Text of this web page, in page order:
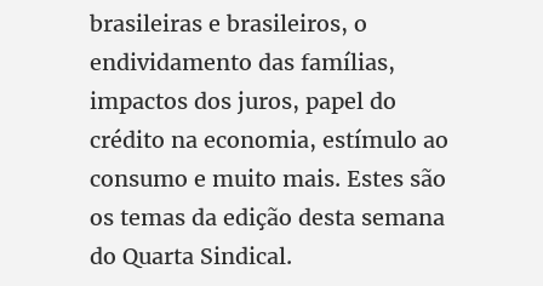
brasileiras e brasileiros, o
endividamento das famílias,
impactos dos juros, papel do
crédito na economia, estímulo ao
consumo e muito mais. Estes são
os temas da edição desta semana
do Quarta Sindical.